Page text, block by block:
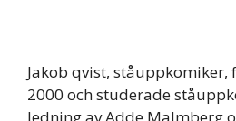
Jakob qvist,
2000 och studerade
ledning av Adde Malmberg